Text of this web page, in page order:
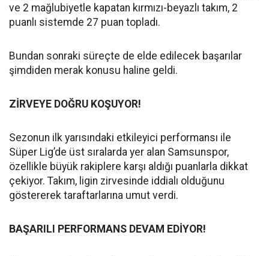
ve 2 mağlubiyetle kapatan kırmızı-beyazlı takım, 2
puanlı sistemde 27 puan topladı.
Bundan sonraki süreçte de elde edilecek başarılar
şimdiden merak konusu haline geldi.
ZİRVEYE DOĞRU KOŞUYOR!
Sezonun ilk yarısındaki etkileyici performansı ile
Süper Lig’de üst sıralarda yer alan Samsunspor,
özellikle büyük rakiplere karşı aldığı puanlarla dikkat
çekiyor. Takım, ligin zirvesinde iddialı olduğunu
göstererek taraftarlarına umut verdi.
BAŞARILI PERFORMANS DEVAM EDİYOR!